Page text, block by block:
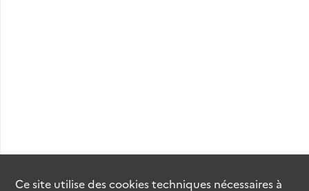
Ce site utilise descookiestechniques nécessaires à